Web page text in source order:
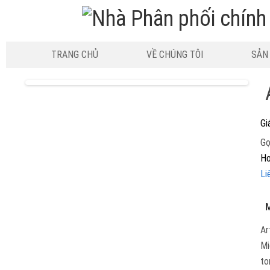
TRANG CHỦ VỀ CHÚNG TÔI